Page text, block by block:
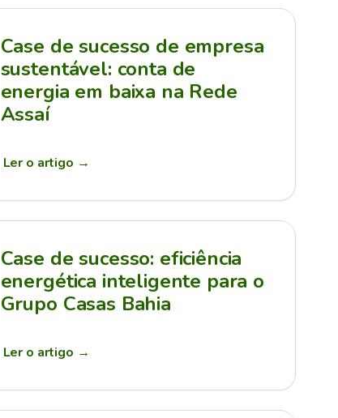
Case de sucesso de empresa
sustentável: conta de
energia em baixa na Rede
Assaí
Ler o artigo →
Case de sucesso: eficiência
energética inteligente para o
Grupo Casas Bahia
Ler o artigo →